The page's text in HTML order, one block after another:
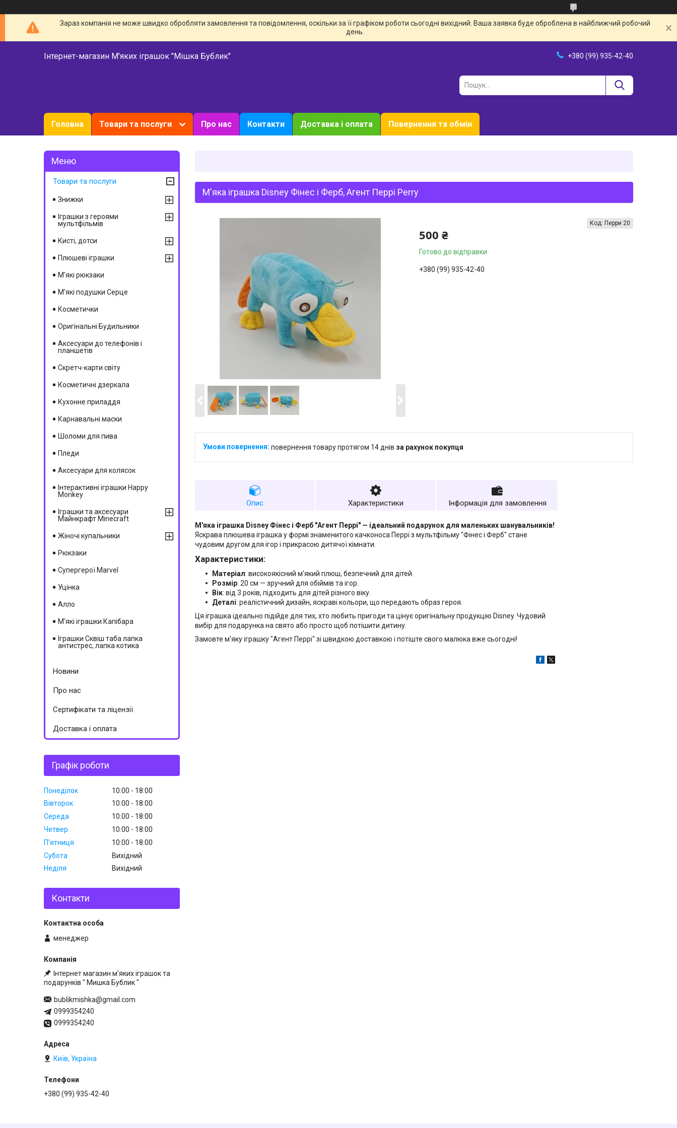
Зараз компанія не може швидко обробляти замовлення та повідомлення, оскільки за її графіком роботи сьогодні вихідний. Ваша заявка буде оброблена в найближчий робочий
день.
Інтернет-магазин М'яких іграшок "Мішка Бублик" +380 (99) 935-42-40
Головна Товари та послуги Про нас Контакти Доставка і оплата Повернення та обмін
М'яка іграшка Disney Фінес і Ферб, Агент Перрі Perry
500 ₴
Готово до відправки
Код: Перри 20
+380 (99) 935-42-40
повернення товару протягом 14 днів за рахунок покупця
Опис Характеристики Інформація для замовлення
М'яка іграшка Disney Фінес і Ферб "Агент Перрі" — ідеальний подарунок для маленьких шанувальників!
Яскрава плюшева іграшка у формі знаменитого качконоса Перрі з мультфільму "Фінес і Ферб" стане
чудовим другом для ігор і прикрасою дитячої кімнати.
Характеристики:
Матеріал: високоякісний м'який плюш, безпечний для дітей.
Розмір: 20 см — зручний для обіймів та ігор.
Вік: від 3 років, підходить для дітей різного віку.
Деталі: реалістичний дизайн, яскраві кольори, що передають образ героя.
Ця іграшка ідеально підійде для тих, хто любить пригоди та цінує оригінальну продукцію Disney. Чудовий
вибір для подарунка на свято або просто щоб потішити дитину.
Замовте м'яку іграшку "Агент Перрі" зі швидкою доставкою і потіште свого малюка вже сьогодні!
Товари та послуги
Знижки
Іграшки з героями
мультфільмів
Кисті, дотси
Плюшеві іграшки
М'які рюкзаки
М'які подушки Серце
Косметички
Оригінальні Будильники
Аксесуари до телефонів і
планшетів
Скретч-карти світу
Косметичні дзеркала
Кухонне приладдя
Карнавальні маски
Шоломи для пива
Пледи
Аксесуари для колясок
Інтерактивні іграшки Happy
Monkey
Іграшки та аксесуари
Майнкрафт Minecraft
Жіночі купальники
Рюкзаки
Супергерої Marvel
Уцінка
Алло
М'які іграшки Капібара
Іграшки Сквіш таба лапка
антистрес, лапка котика
Новини
Про нас
Сертифікати та ліцензії
Доставка і оплата
Графік роботи
Понеділок 10:00
18:00
Вівторок
10:00
18:00
Середа
10:00
18:00
Четвер
10:00
18:00
Пʼятниця
10:00
18:00
Субота
Вихідний
Неділя
Вихідний
Контакти
менеджер
Інтернет магазин м'яких іграшок та
подарунків " Мишка Бублик "
bublikmishka@gmail.com
0999354240
0999354240
Київ, Україна
+380 (99) 935-42-40